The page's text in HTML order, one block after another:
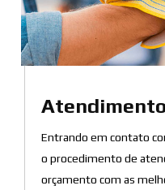
Entrando em contato
o procedimento de
orçamento com as